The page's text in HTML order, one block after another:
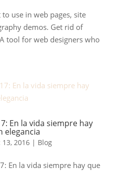
use in web pages, site
demos. Get rid of
tool for web designers who
En la vida siempre hay
elegancia
13, 2016| Blog
En la vida siempre hay que